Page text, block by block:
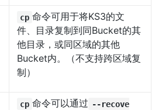
cp 命令可用于将KS3的文
件、目录复制到同Bucket的其
他目录，或同区域的其他
Bucket内。（不支持跨区域复
制）
cp 命令可以通过 --recove